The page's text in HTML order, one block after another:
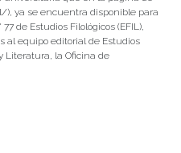
), ya se encuentra disponible para
de Estudios Filológicos (EFIL),
equipo editorial de Estudios
Literatura, la Oficina de